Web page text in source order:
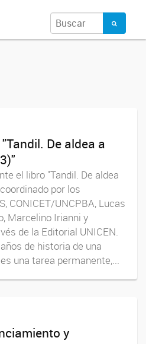
De aldea a
el libro "Tandil. De aldea
por los
CONICET/UNCPBA, Lucas
Marcelino Irianni y
de la Editorial UNICEN.
de historia de una
una tarea permanente,...
y